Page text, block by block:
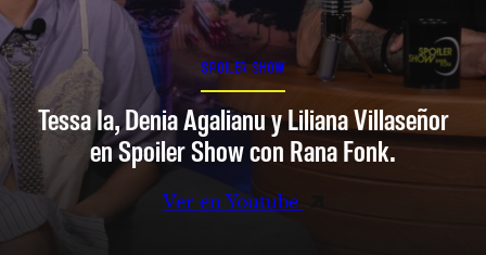
SPOILER SHOW
Tessa Ia, Denia Agalianu y Liliana Villaseñor
en Spoiler Show con Rana Fonk.
Ver en Youtube